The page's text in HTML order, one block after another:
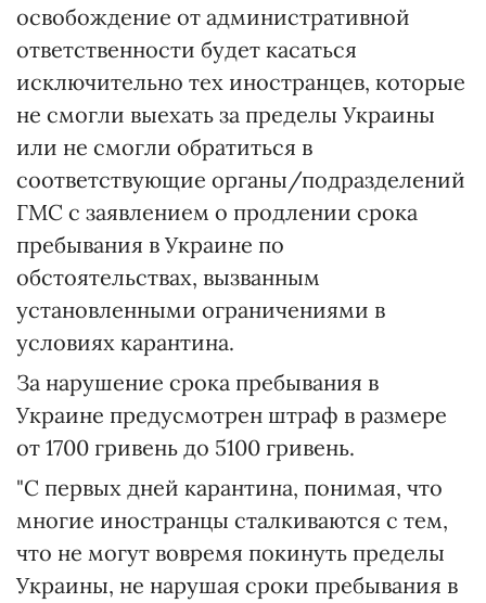
освобождение от административной
ответственности будет касаться
исключительно тех иностранцев, которые
не смогли выехать за пределы Украины
или не смогли обратиться в
соответствующие органы/подразделений
ГМС с заявлением о продлении срока
пребывания в Украине по
обстоятельствах, вызванным
установленными ограничениями в
условиях карантина.
За нарушение срока пребывания в
Украине предусмотрен штраф в размере
от 1700 гривень до 5100 гривень.
"С первых дней карантина, понимая, что
многие иностранцы сталкиваются с тем,
что не могут вовремя покинуть пределы
Украины, не нарушая сроки пребывания в